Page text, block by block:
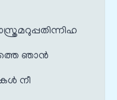
ഞാൻ
നീ